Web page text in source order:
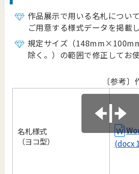
作品展示で用いる名札につい
ご用意する様式データを掲載し
規定サイズ（
除く。）の範囲で修正してお
〔参考
名札様式
（ヨコ型）
(docx